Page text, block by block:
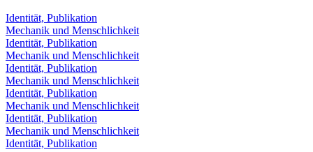
Identität, Publikation
Mechanik und Menschlichkeit
Identität, Publikation
Mechanik und Menschlichkeit
Identität, Publikation
Mechanik und Menschlichkeit
Identität, Publikation
Mechanik und Menschlichkeit
Identität, Publikation
Mechanik und Menschlichkeit
Identität, Publikation